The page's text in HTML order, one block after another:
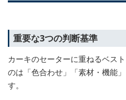
重要な3つの判断基準
カーキのセーターに重ねるベス
のは「色合わせ」「素材・機能
す。